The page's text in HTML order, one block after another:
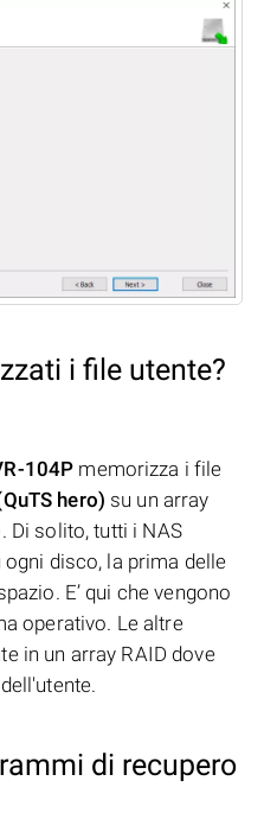
i file utente?
104P memorizza i file
hero) su un array
Di solito, tutti i NAS
disco, la prima delle
E’ qui che vengono
operativo. Le altre
in un array RAID dove
di recupero